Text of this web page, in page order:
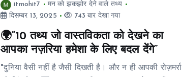
itmohit7
मन को झकझोर देने वाले तथ्य
दिसम्बर 13, 2025
743 बार देखा गया
🌍“10 तथ्य जो वास्तविकता को देखने का
आपका नज़रिया हमेशा के लिए बदल देंगे”
"दुनिया वैसी नहीं है जैसी दिखती है। और न ही आपकी रोज़मर्रा